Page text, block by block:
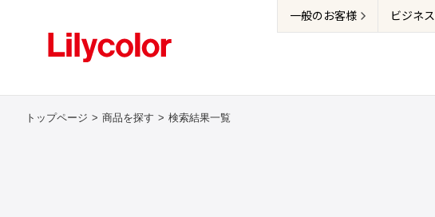
一般のお客様 ビジネス
トップページ 商品を探す 検索結果一覧